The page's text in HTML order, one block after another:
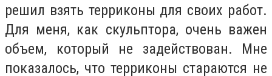
решил взять терриконы для своих работ.
Для меня, как скульптора, очень важен
объем, который не задействован. Мне
показалось, что терриконы стараются не